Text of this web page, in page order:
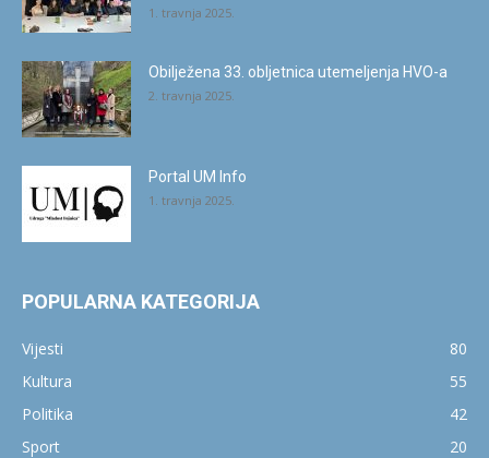
1. travnja 2025.
Obilježena 33. obljetnica utemeljenja HVO-a
2. travnja 2025.
Portal UM Info
1. travnja 2025.
POPULARNA KATEGORIJA
Vijesti
80
Kultura
55
Politika
42
Sport
20